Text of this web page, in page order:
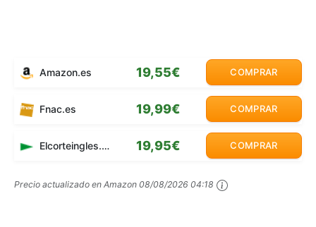
Amazon.es 19,55€ COMPRAR
Fnac.es 19,99€ COMPRAR
Elcorteingles.es 19,95€ COMPRAR
Precio actualizado en Amazon 08/08/2026 04:18